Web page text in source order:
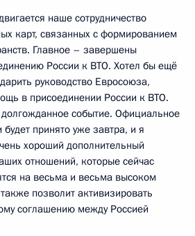
наше сотрудничество
карт, связанных с формированием
Главное – завершены
России к ВТО. Хотел бы ещё
руководство Евросоюза,
в присоединении России к ВТО.
событие. Официальное
принято уже завтра, и я
хороший дополнительный
отношений, которые сейчас
на весьма и весьма высоком
позволит активизировать
соглашению между Россией